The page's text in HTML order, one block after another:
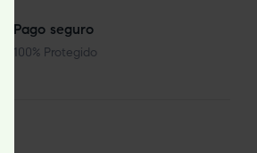
Pago seguro
100% Protegido